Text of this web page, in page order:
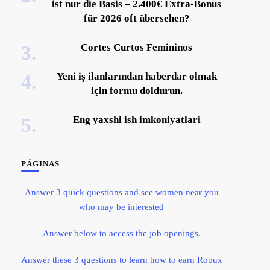
ist nur die Basis – 2.400€ Extra-Bonus
für 2026 oft übersehen?
Cortes Curtos Femininos
Yeni iş ilanlarından haberdar olmak
için formu doldurun.
Eng yaxshi ish imkoniyatlari
PÁGINAS
Answer 3 quick questions and see women near you
who may be interested
Answer below to access the job openings.
Answer these 3 questions to learn how to earn Robux